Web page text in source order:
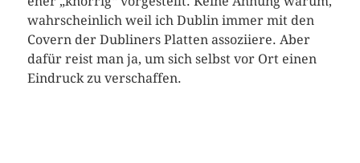
wahrscheinlich weil ich Dublin immer mit den
Covern der Dubliners Platten assoziiere. Aber
dafür reist man ja, um sich selbst vor Ort einen
Eindruck zu verschaffen.